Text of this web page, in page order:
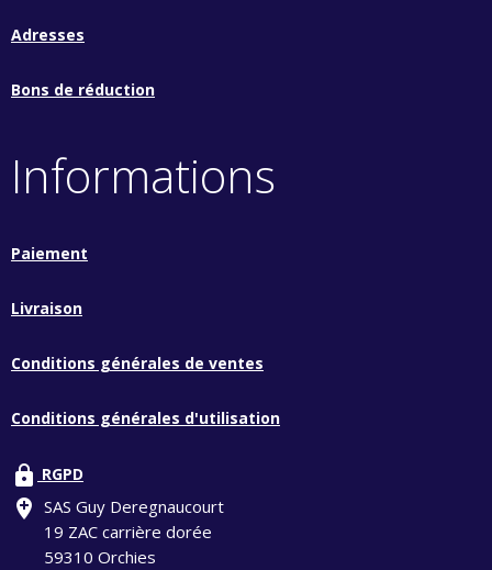
Adresses
Bons de réduction
Informations
Paiement
Livraison
Conditions générales de ventes
Conditions générales d'utilisation
lock RGPD
add_location SAS Guy Deregnaucourt
19 ZAC carrière dorée
59310 Orchies